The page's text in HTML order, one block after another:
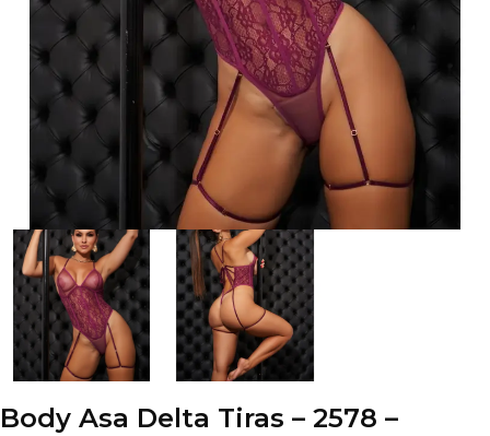
Body Asa Delta Tiras – 2578 –